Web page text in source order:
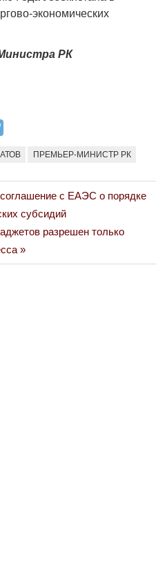
экономических
Министра РК
ПРЕМЬЕР-МИНИСТР РК
с ЕАЭС о порядке
субсидий
разрешен только